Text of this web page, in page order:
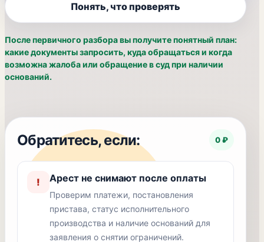
Понять, что проверять
После первичного разбора вы получите понятный план:
какие документы запросить, куда обращаться и когда
возможна жалоба или обращение в суд при наличии
оснований.
Обратитесь, если: 0 ₽
! Арест не снимают после оплаты
Проверим платежи, постановления
пристава, статус исполнительного
производства и наличие оснований для
заявления о снятии ограничений.